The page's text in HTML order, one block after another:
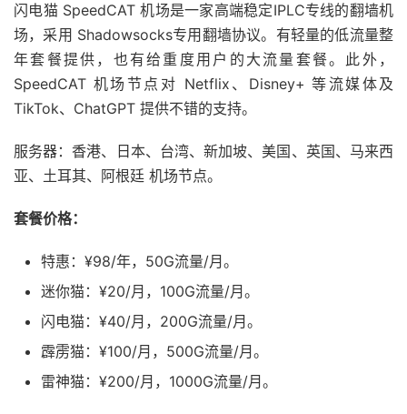
闪电猫 SpeedCAT 机场是一家高端稳定IPLC专线的翻墙机
场，采用 Shadowsocks专用翻墙协议。有轻量的低流量整
年套餐提供，也有给重度用户的大流量套餐。此外，
SpeedCAT 机场节点对 Netflix、Disney+ 等流媒体及
TikTok、ChatGPT 提供不错的支持。
服务器：香港、日本、台湾、新加坡、美国、英国、马来西
亚、土耳其、阿根廷 机场节点。
套餐价格：
特惠：¥98/年，50G流量/月。
迷你猫：¥20/月，100G流量/月。
闪电猫：¥40/月，200G流量/月。
霹雳猫：¥100/月，500G流量/月。
雷神猫：¥200/月，1000G流量/月。